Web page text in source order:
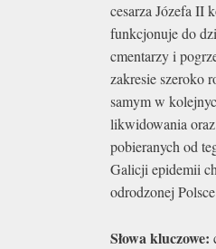
cesarza Józefa II
funkcjonuje do
cmentarzy i
zakresie szeroko
samym w
likwidowania
pobieranych od
Galicji epidemii
odrodzonej
Słowa kluczowe: